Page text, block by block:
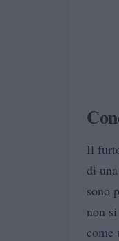
Il
di
sono
non
come